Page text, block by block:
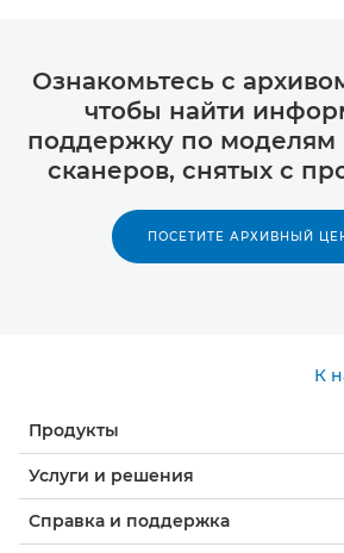
Ознакомьтесь с
чтобы найти
поддержку по моделям
сканеров, снятых с
ПОСЕТИТЕ АРХИВНЫЙ
К
Продукты
Услуги и решения
Справка и поддержка